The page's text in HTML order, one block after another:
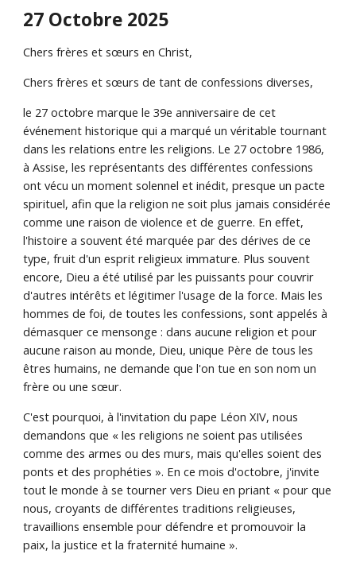
27 Octobre 2025
Chers frères et sœurs en Christ,
Chers frères et sœurs de tant de confessions diverses,
le 27 octobre marque le 39e anniversaire de cet
événement historique qui a marqué un véritable tournant
dans les relations entre les religions. Le 27 octobre 1986,
à Assise, les représentants des différentes confessions
ont vécu un moment solennel et inédit, presque un pacte
spirituel, afin que la religion ne soit plus jamais considérée
comme une raison de violence et de guerre. En effet,
l'histoire a souvent été marquée par des dérives de ce
type, fruit d'un esprit religieux immature. Plus souvent
encore, Dieu a été utilisé par les puissants pour couvrir
d'autres intérêts et légitimer l'usage de la force. Mais les
hommes de foi, de toutes les confessions, sont appelés à
démasquer ce mensonge : dans aucune religion et pour
aucune raison au monde, Dieu, unique Père de tous les
êtres humains, ne demande que l'on tue en son nom un
frère ou une sœur.
C'est pourquoi, à l'invitation du pape Léon XIV, nous
demandons que « les religions ne soient pas utilisées
comme des armes ou des murs, mais qu'elles soient des
ponts et des prophéties ». En ce mois d'octobre, j'invite
tout le monde à se tourner vers Dieu en priant « pour que
nous, croyants de différentes traditions religieuses,
travaillions ensemble pour défendre et promouvoir la
paix, la justice et la fraternité humaine ».